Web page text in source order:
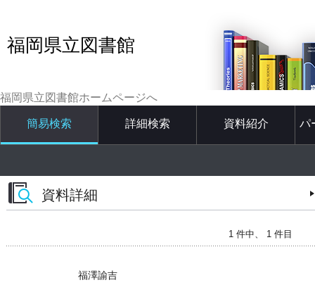
福岡県立図書館
福岡県立図書館ホームページへ
簡易検索 詳細検索 資料紹介 パ
資料詳細
1 件中、 1 件目
福澤諭吉